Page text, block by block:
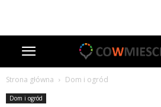
Strona główna Dom i ogród
Dom i ogród